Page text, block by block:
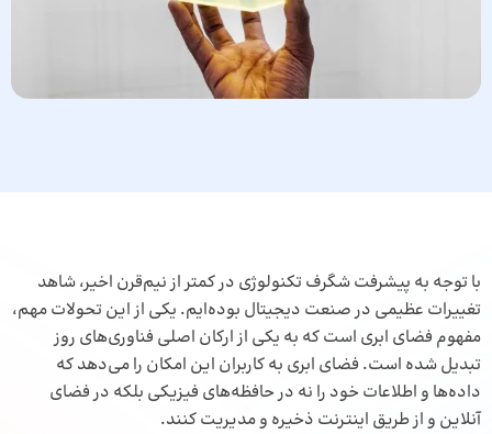
با توجه به پیشرفت شگرف تکنولوژی در کمتر از نیم‌قرن اخیر، شاهد
تغییرات عظیمی در صنعت دیجیتال بوده‌ایم. یکی از این تحولات مهم،
مفهوم فضای ابری است که به یکی از ارکان اصلی فناوری‌های روز
تبدیل شده است. فضای ابری به کاربران این امکان را می‌دهد که
داده‌ها و اطلاعات خود را نه در حافظه‌های فیزیکی بلکه در فضای
آنلاین و از طریق اینترنت ذخیره و مدیریت کنند.